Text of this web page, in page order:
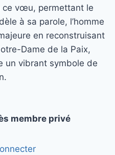
ce vœu, permettant le
à sa parole, l’homme
en reconstruisant
Dame de la Paix,
un vibrant symbole de
membre privé